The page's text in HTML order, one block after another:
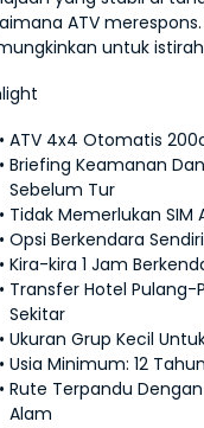
ATV
untuk
ATV 4x4 Otomatis
Briefing Keamanan
Sebelum Tur
Tidak Memerlukan
Opsi Berkendara
Kira-kira 1 Jam
Transfer Hotel Pulang-
Sekitar
Ukuran Grup Kecil
Usia Minimum: 12 Tahun
Rute Terpandu
Alam